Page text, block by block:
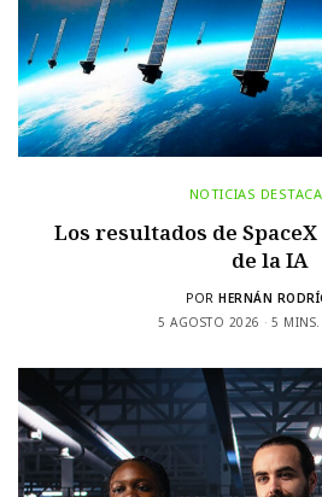
NOTICIAS
Los resultados de
de la IA
POR HERNÁN
5 AGOSTO 2026
5 MINS.